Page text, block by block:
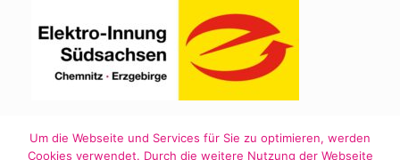
Um die Webseite und Services für Sie zu optimieren, werden
Cookies verwendet. Durch die weitere Nutzung der Webseite